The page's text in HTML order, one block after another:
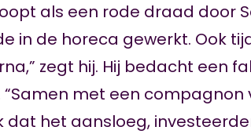
als een rode draad door
in de horeca gewerkt. Ook
zegt hij. Hij bedacht een
met een compagnon
dat het aansloeg,